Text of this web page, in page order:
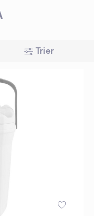
Trier